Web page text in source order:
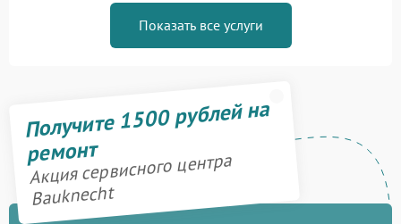
Показать все услуги
Получите 1500 рублей на
ремонт
Акция сервисного центра
Bauknecht